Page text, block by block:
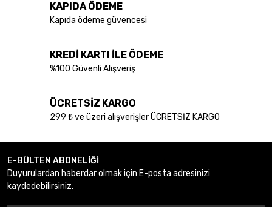
Ürün açıklamasında eksik bilgiler bulunuyor.
Ürün bilgilerinde hatalar bulunuyor.
Bu ürüne benzer farklı alternatifler olmalı.
Gönder
KAPIDA ÖDEME
Kapıda ödeme güvencesi
KREDİ KARTI İLE ÖDEME
%100 Güvenli Alışveriş
ÜCRETSİZ KARGO
299 ₺ ve üzeri alışverişler ÜCRETSİZ KARGO
E-BÜLTEN ABONELİĞİ
Duyurulardan haberdar olmak için E-posta adresinizi
kaydedebilirsiniz.